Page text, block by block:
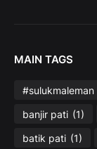
MAIN TAGS
#sulukmaleman
banjir pati (1)
batik pati (1)